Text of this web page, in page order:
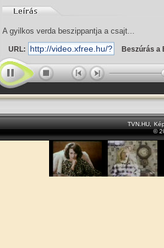
A gyilkos verda beszippantja a csajt...
URL: Beszúrás a
TVN.HU
©